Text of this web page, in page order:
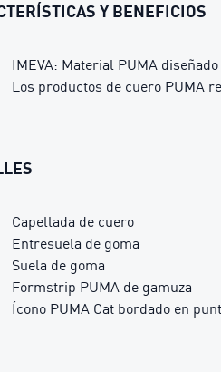
Y BENEFICIOS
IMEVA: Material PUMA
Los productos de cuero PUMA
Capellada de cuero
Entresuela de goma
Suela de goma
Formstrip PUMA de gamuza
Ícono PUMA Cat bordado en